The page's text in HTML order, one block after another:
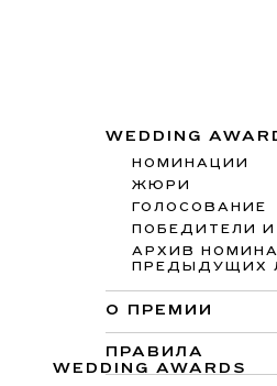
WEDDING
НОМИНАЦИИ
ЖЮРИ
ГОЛОСОВАНИЕ
ПОБЕДИТЕЛИ
АРХИВ
ПРЕДЫДУЩИХ
О ПРЕМИИ
ПРАВИЛА
WEDDING AWARDS